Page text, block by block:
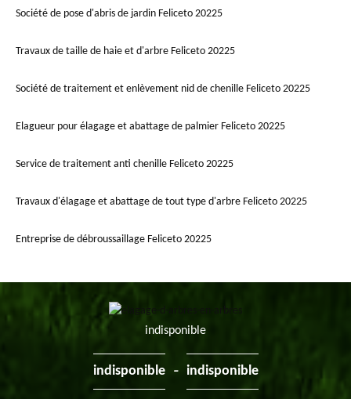
Société de pose d'abris de jardin Feliceto 20225
Travaux de taille de haie et d'arbre Feliceto 20225
Société de traitement et enlèvement nid de chenille Feliceto 20225
Elagueur pour élagage et abattage de palmier Feliceto 20225
Service de traitement anti chenille Feliceto 20225
Travaux d'élagage et abattage de tout type d'arbre Feliceto 20225
Entreprise de débroussaillage Feliceto 20225
indisponible
indisponible - indisponible